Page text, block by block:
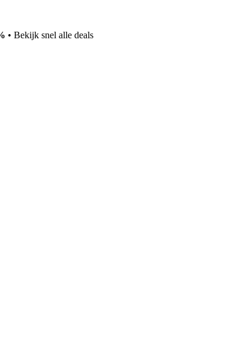
• Bekijk snel alle deals